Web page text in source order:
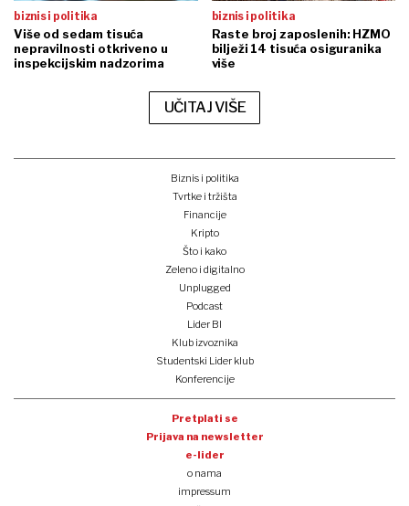
biznis i politika
Više od sedam tisuća
nepravilnosti otkriveno u
inspekcijskim nadzorima
biznis i politika
Raste broj zaposlenih: HZMO
bilježi 14 tisuća osiguranika
više
UČITAJ VIŠE
Biznis i politika
Tvrtke i tržišta
Financije
Kripto
Što i kako
Zeleno i digitalno
Unplugged
Podcast
Lider BI
Klub izvoznika
Studentski Lider klub
Konferencije
Pretplati se
Prijava na newsletter
e-lider
o nama
impressum